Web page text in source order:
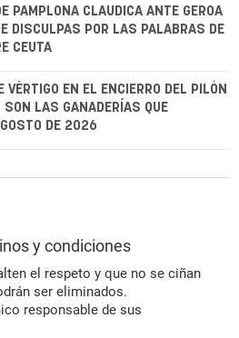
PAMPLONA CLAUDICA ANTE GEROA
DISCULPAS POR LAS PALABRAS DE
CEUTA
VÉRTIGO EN EL ENCIERRO DEL PILÓN
SON LAS GANADERÍAS QUE
DE 2026
y condiciones
el respeto y que no se ciñan
ser eliminados.
responsable de sus